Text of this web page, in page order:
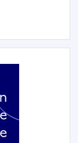
de projet